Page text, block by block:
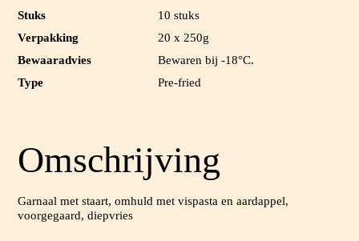
Stuks
10 stuks
Verpakking
20 x 250g
Bewaaradvies
Bewaren bij -18°C.
Type
Pre-fried
Omschrijving
Garnaal met staart, omhuld met vispasta en aardappel,
voorgegaard, diepvries